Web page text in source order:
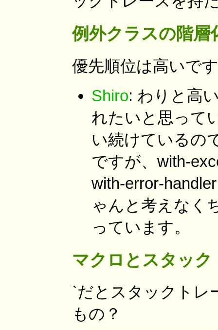
例外クラスの階層
優先順位は高いで
Shiro: わりと高
れたいと思って
い続けているの
ですが、with-
with-error-
ゃんと考えなく
っています。
マクロとスタッ
`だとスタックトレ
もの？